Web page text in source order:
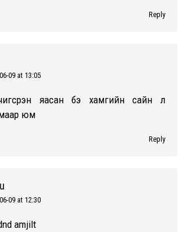
Reply
09 at 13:05
яасан бэ хамгийн сайн л
юм
Reply
09 at 12:30
amjilt